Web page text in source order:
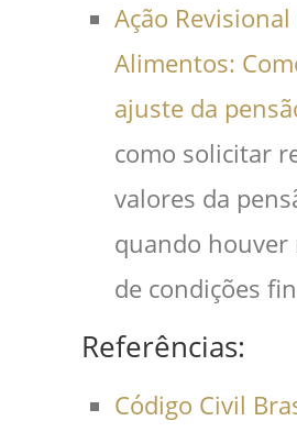
Ação Revisional
Alimentos:
ajuste da
como solicitar
valores da
quando houver
de condições
Referências:
Código Civil